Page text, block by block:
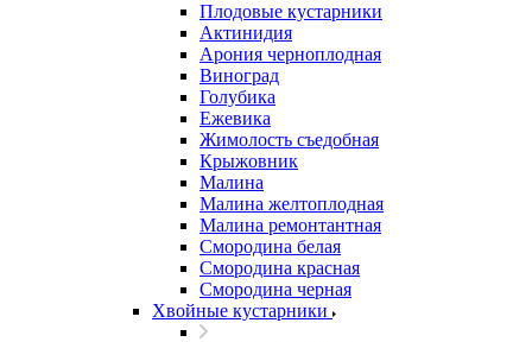
Плодовые кустарники
Актинидия
Арония черноплодная
Виноград
Голубика
Ежевика
Жимолость съедобная
Крыжовник
Малина
Малина желтоплодная
Малина ремонтантная
Смородина белая
Смородина красная
Смородина черная
Хвойные кустарники